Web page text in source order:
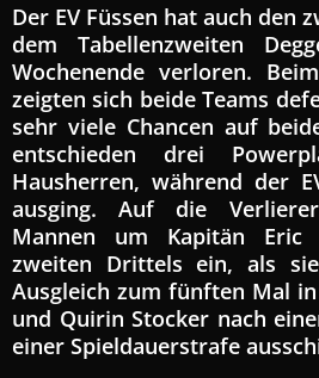
Der EV Füssen hat auch den
dem Tabellenzweiten
Wochenende verloren.
zeigten sich beide Teams
sehr viele Chancen auf
entschieden drei
Hausherren, während der
ausging. Auf die
Mannen um Kapitän Eric
zweiten Drittels ein, als
Ausgleich zum fünften Mal
und Quirin Stocker nach
einer Spieldauerstrafe